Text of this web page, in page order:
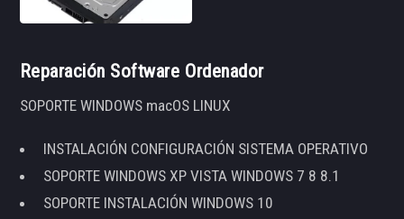
Reparación Software Ordenador
SOPORTE WINDOWS macOS LINUX
INSTALACIÓN CONFIGURACIÓN SISTEMA OPERATIVO
SOPORTE WINDOWS XP VISTA WINDOWS 7 8 8.1
SOPORTE INSTALACIÓN WINDOWS 10